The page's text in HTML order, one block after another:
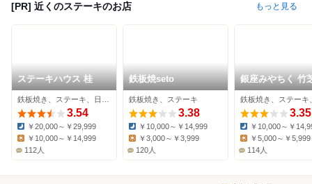
[PR] 近くのステーキのお店 もっと見る
ステーキハウス 桂
3.54
Dinner:
￥20,000～￥29,999
￥10,000～￥14,999
112人
鉄板焼seto
鉄板焼き、ステーキ
3.38
Dinner:
￥10,000～￥14,999
￥3,000～￥3,999
120人
銀座みやちく 竹
3.35
Dinner:
￥10,000～￥
￥5,000～￥5,999
114人